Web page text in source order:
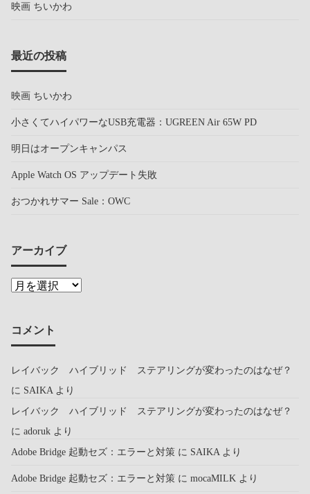
映画 ちいかわ
最近の投稿
映画 ちいかわ
小さくてハイパワーなUSB充電器：UGREEN Air 65W PD
明日はオープンキャンパス
Apple Watch OS アップデート失敗
おつかれサマー Sale：OWC
アーカイブ
コメント
レイバック ハイブリッド ステアリングが変わったのはなぜ？
に SAIKAより
レイバック ハイブリッド ステアリングが変わったのはなぜ？
に adoruk より
Adobe Bridge 起動セズ：エラーと対策 に SAIKAより
Adobe Bridge 起動セズ：エラーと対策 に mocaMILK より